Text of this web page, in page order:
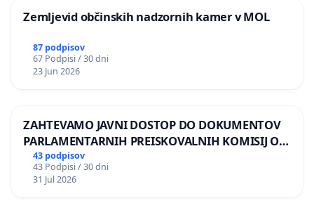
Zemljevid občinskih nadzornih kamer v MOL
87 podpisov
67 Podpisi / 30 dni
23 Jun 2026
ZAHTEVAMO JAVNI DOSTOP DO DOKUMENTOV
PARLAMENTARNIH PREISKOVALNIH KOMISIJ O
ILEGALNI TRGOVINI Z OROŽJEM
43 podpisov
43 Podpisi / 30 dni
31 Jul 2026